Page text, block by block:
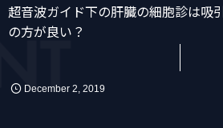
超音波ガイド下の肝臓の細胞診は吸
の方が良い？
December 2, 2019
ん 消化器